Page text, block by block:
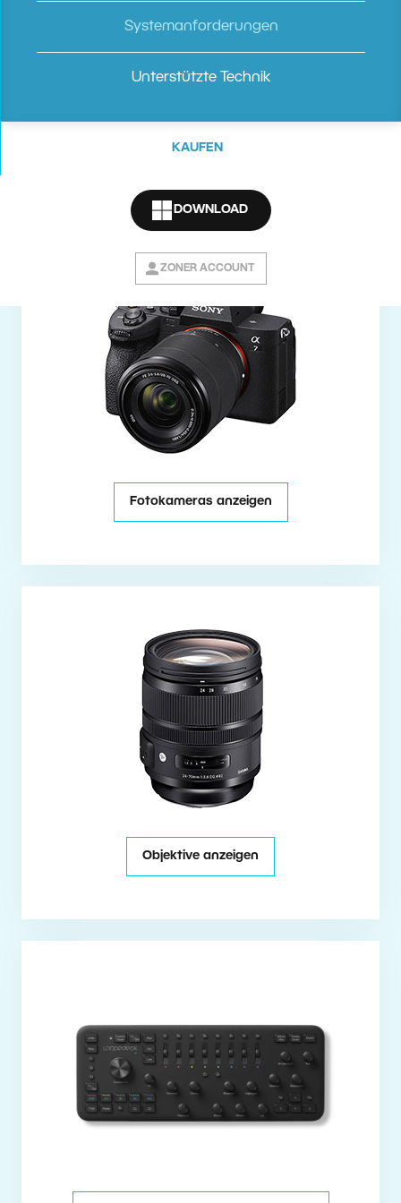
Systemanforderungen
Unterstützte Technik
KAUFEN
DOWNLOAD
ZONER ACCOUNT
Loupedeck-Geräte. Darüber hinaus haben
wir auch Unterstützung für die neue
Konsole von Logitech hinzugefügt – die
Fotokameras anzeigen
Objektive anzeigen